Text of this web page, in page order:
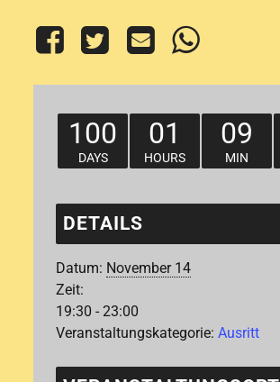
100
DAYS
01
HOURS
09
MIN
DETAILS
Datum: November 14
Zeit:
19:30 - 23:00
Veranstaltungskategorie: Ausritt